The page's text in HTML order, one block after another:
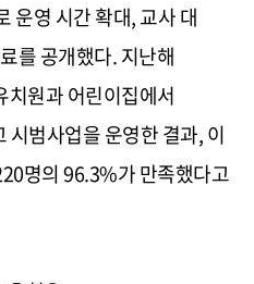
운영 시간 확대,교사 대
를 공개했다.지난해
치원과 어린이집에서
시범사업을 운영한 결과,이
명의96.3%가 만족했다고